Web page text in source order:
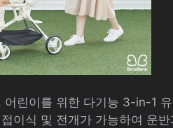
어린이를 위한 다기능 3-in-1
이식 및 전개가 가능하여 운